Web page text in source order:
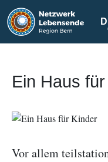
Direkt zum Inhalt
Ein Haus
Image
Vor allem